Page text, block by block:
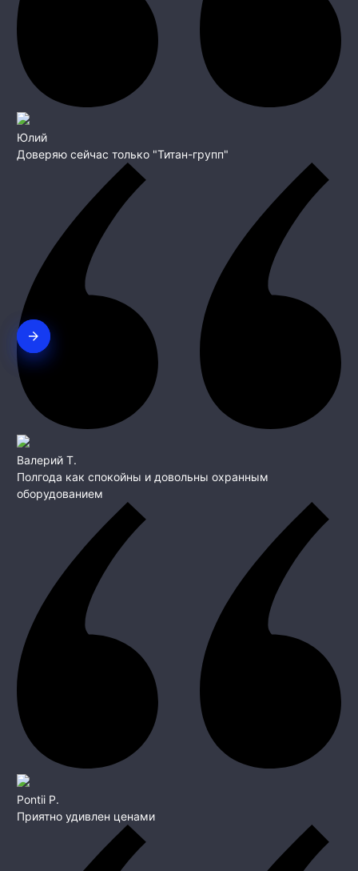
Юлий
Доверяю сейчас только "Титан-групп"
Валерий Т.
Полгода как спокойны и довольны охранным
оборудованием
Pontii P.
Приятно удивлен ценами